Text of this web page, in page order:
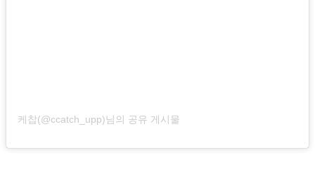
케찹(@ccatch_upp)님의 공유 게시물